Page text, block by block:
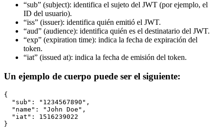
“sub” (subject): identifica el sujeto del JWT (por ejemplo, el
ID del usuario).
“iss” (issuer): identifica quién emitió el JWT.
“aud” (audience): identifica quién es el destinatario del JWT.
“exp” (expiration time): indica la fecha de expiración del
token.
“iat” (issued at): indica la fecha de emisión del token.
Un ejemplo de cuerpo puede ser el siguiente:
{
  "sub": "1234567890",
  "name": "John Doe",
  "iat": 1516239022